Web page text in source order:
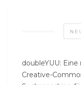
doubleYUU:
Creative-